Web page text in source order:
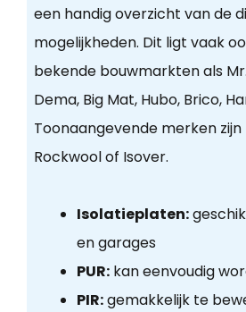
een handig overzicht van de
mogelijkheden. Dit ligt vaak
bekende bouwmarkten als
Dema, Big Mat, Hubo, Brico,
Toonaangevende merken zijn
Rockwool of Isover.
Isolatieplaten:
en garages
PUR:kan eenvoudig
PIR:gemakkelijk te